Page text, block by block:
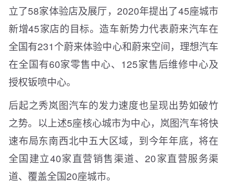
立了58家体验店及展厅，2020年提出了45座城市
新增45家店的目标。造车新势力代表蔚来汽车在
全国有231个蔚来体验中心和蔚来空间，理想汽车
在全国有60家零售中心、125家售后维修中心及
授权钣喷中心。
后起之秀岚图汽车的发力速度也呈现出势如破竹
之势。以上述5座核心城市为中心，岚图汽车将快
速布局东南西北中五大区域，到今年年底，将在
全国建立40家直营销售渠道、20家直营服务渠
道、覆盖全国20座城市。